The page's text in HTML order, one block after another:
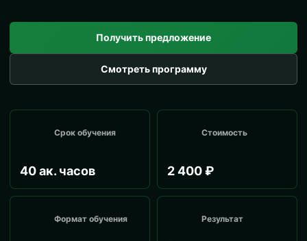
Получить предложение
Смотреть программу
Срок обучения
40 ак. часов
Стоимость
2 400 ₽
Формат обучения Результат